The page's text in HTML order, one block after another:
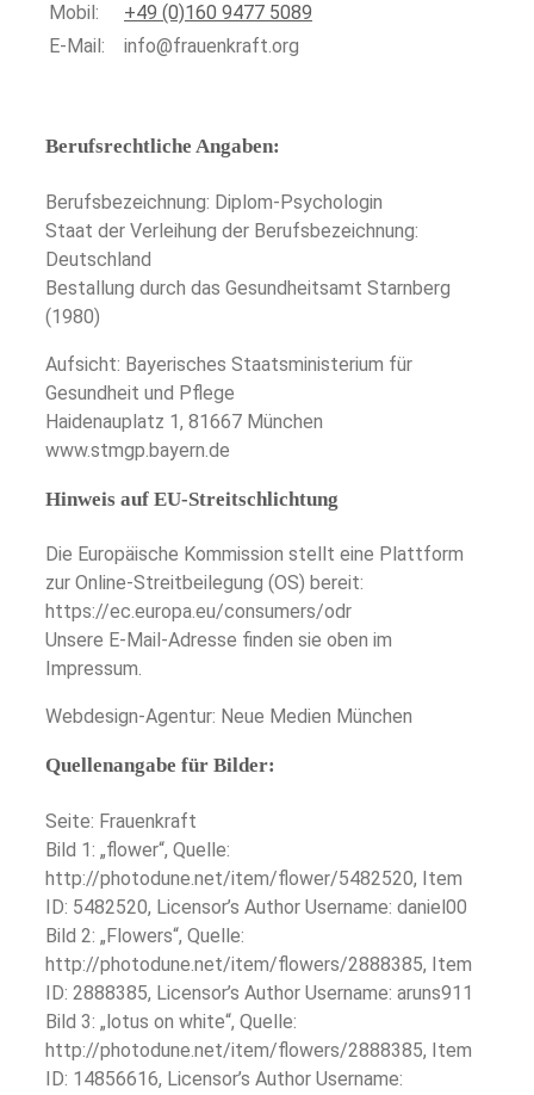
Mobil:
+49 (0)160 9477 5089
E-Mail:
info@frauenkraft.org
Berufsrechtliche Angaben:
Berufsbezeichnung: Diplom-Psychologin
Staat der Verleihung der Berufsbezeichnung:
Deutschland
Bestallung durch das Gesundheitsamt Starnberg
(1980)
Aufsicht: Bayerisches Staatsministerium für
Gesundheit und Pflege
Haidenauplatz 1, 81667 München
www.stmgp.bayern.de
Hinweis auf EU-Streitschlichtung
Die Europäische Kommission stellt eine Plattform
zur Online-Streitbeilegung (OS) bereit:
https://ec.europa.eu/consumers/odr
Unsere E-Mail-Adresse finden sie oben im
Impressum.
Webdesign-Agentur: Neue Medien München
Quellenangabe für Bilder:
Seite: Frauenkraft
Bild 1: „flower“, Quelle:
http://photodune.net/item/flower/5482520, Item
ID: 5482520, Licensor’s Author Username: daniel00
Bild 2: „Flowers“, Quelle:
http://photodune.net/item/flowers/2888385, Item
ID: 2888385, Licensor’s Author Username: aruns911
Bild 3: „lotus on white“, Quelle:
http://photodune.net/item/flowers/2888385, Item
ID: 14856616, Licensor’s Author Username: